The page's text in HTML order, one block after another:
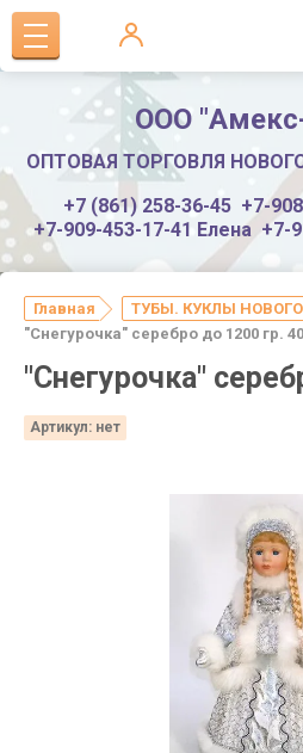
ООО
ОПТОВАЯ ТОРГОВЛЯ
+7 (861) 258-36-45 +7-
+7-909-453-17-41 Елена +7-
Главная
ТУБЫ. КУКЛЫ
"Снегурочка" серебро до 1200 гр.
"Снегурочка"
Артикул: нет